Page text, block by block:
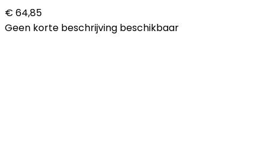
€ 64,85
Geen korte beschrijving beschikbaar